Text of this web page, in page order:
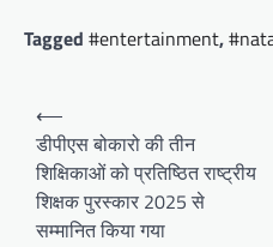
Tagged #entertainment,
Post
navigation
⟵
डीपीएस बोकारो की तीन
शिक्षिकाओं को प्रतिष्ठित राष्ट्रीय
शिक्षक पुरस्कार 2025 से
सम्मानित किया गया